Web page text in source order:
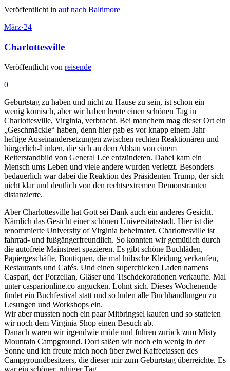
Veröffentlicht in auf nach Baltimore
März·24
Charlottesville
Veröffentlicht von reisende
0
Geburtstag zu haben und nicht zu Hause zu sein, ist schon ein
wenig komisch, aber wir haben heute einen schönen Tag in
Charlottesville, Virginia, verbracht. Bei manchem mag dieser Ort ein
„Geschmäckle“ haben, denn hier gab es vor knapp einem Jahr
heftige Auseinandersetzungen zwischen rechten Reaktionären und
bürgerlich-Linken, die sich an dem Abbau von einem
Reiterstandbild von General Lee entzündeten. Dabei kam ein
Mensch ums Leben und viele andere wurden verletzt. Besonders
bedauerlich war dabei die Reaktion des Präsidenten Trump, der sich
nicht klar und deutlich von den rechtsextremen Demonstranten
distanzierte.
Aber Charlottesville hat Gott sei Dank auch ein anderes Gesicht.
Nämlich das Gesicht einer schönen Universitätsstadt. Hier ist die
renommierte University of Virginia beheimatet. Charlottesville ist
fahrrad- und fußgängerfreundlich. So konnten wir gemütlich durch
die autofreie Mainstreet spazieren. Es gibt schöne Buchläden,
Papiergeschäfte, Boutiquen, die mal hübsche Kleidung verkaufen,
Restaurants und Cafés. Und einen superchicken Laden namens
Caspari, der Porzellan, Gläser und Tischdekorationen verkaufte. Mal
unter casparionline.co angucken. Lohnt sich. Dieses Wochenende
findet ein Buchfestival statt und so luden alle Buchhandlungen zu
Lesungen und Workshops ein.
Wir aber mussten noch ein paar Mitbringsel kaufen und so statteten
wir noch dem Virginia Shop einen Besuch ab.
Danach waren wir irgendwie müde und fuhren zurück zum Misty
Mountain Campground. Dort saßen wir noch ein wenig in der
Sonne und ich freute mich noch über zwei Kaffeetassen des
Campgroundbesitzers, die dieser mir zum Geburtstag überreichte. Es
war ein schöner, ruhiger Tag.